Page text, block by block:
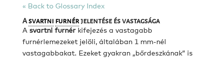
« Back to Glossary Index
Asvartni furnérjelentése és vastagsága
A svartni furnérkifejezés a vastagabb
furnérlemezeket jelöli, általában 1 mm-nél
vastagabbakat. Ezeket gyakran „bőrdeszkának” is